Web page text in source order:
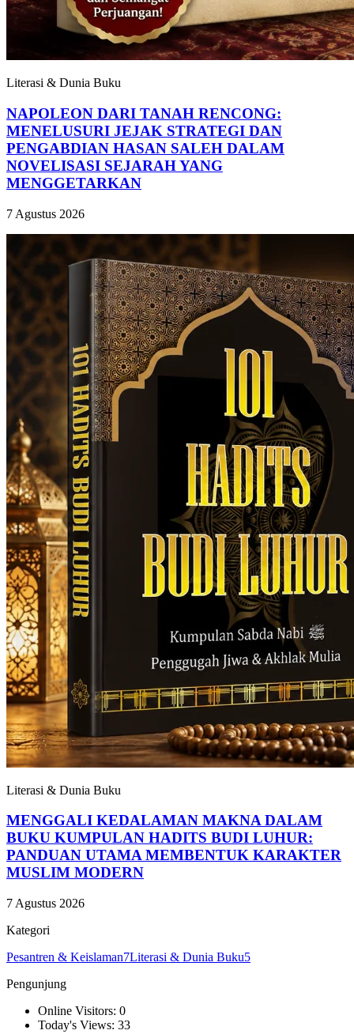
Literasi & Dunia Buku
NAPOLEON DARI TANAH RENCONG:
MENELUSURI JEJAK STRATEGI DAN
PENGABDIAN HASAN SALEH DALAM
NOVELISASI SEJARAH YANG
MENGGETARKAN
7 Agustus 2026
Literasi & Dunia Buku
MENGGALI KEDALAMAN MAKNA DALAM
BUKU KUMPULAN HADITS BUDI LUHUR:
PANDUAN UTAMA MEMBENTUK KARAKTER
MUSLIM MODERN
7 Agustus 2026
Kategori
Pesantren & Keislaman7Literasi & Dunia Buku5
Pengunjung
Online Visitors: 0
Today's Views: 33